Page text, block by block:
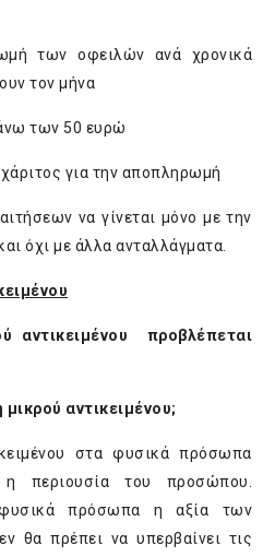
των οφειλών ανά χρονικά
τον μήνα
των 50 ευρώ
για την αποπληρωμή
να γίνεται μόνο με την
όχι με άλλα ανταλλάγματα.
αντικειμένου προβλέπεται
αντικειμένου;
στα φυσικά πρόσωπα
η περιουσία του προσώπου.
πρόσωπα η αξία των
θα πρέπει να υπερβαίνει τις